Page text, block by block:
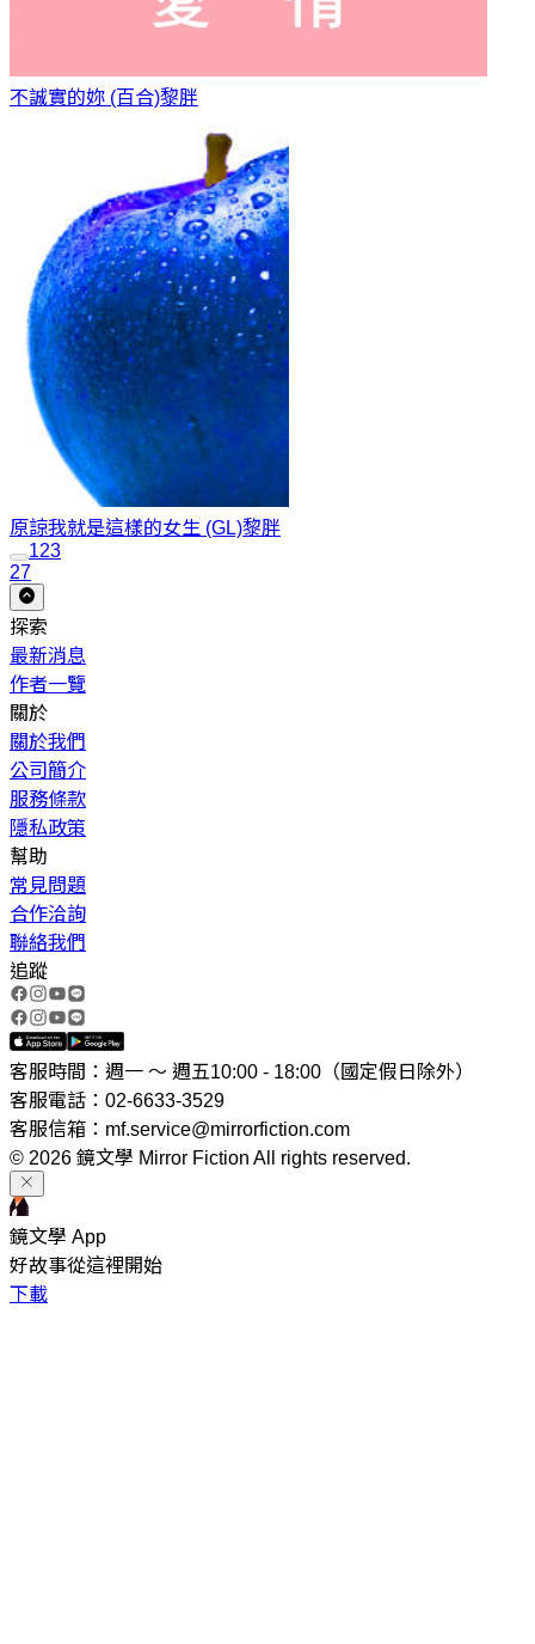
不誠實的妳 (百合)黎胖
原諒我就是這樣的女生 (GL)黎胖
123
27
探索
最新消息
作者一覽
關於
關於我們
公司簡介
服務條款
隱私政策
幫助
常見問題
合作洽詢
聯絡我們
追蹤
客服時間：週一 ～ 週五10:00 - 18:00（國定假日除外）
客服電話：02-6633-3529
客服信箱：mf.service@mirrorfiction.com
© 2026 鏡文學 Mirror Fiction All rights reserved.
鏡文學 App
好故事從這裡開始
下載